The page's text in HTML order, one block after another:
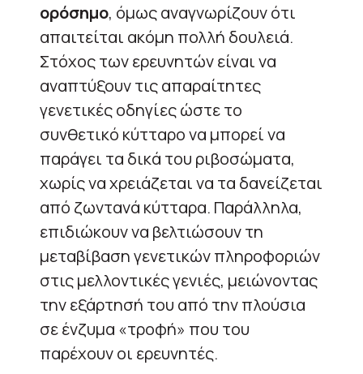
ορόσημο, όμως αναγνωρίζουν ότι
απαιτείται ακόμη πολλή δουλειά.
Στόχος των ερευνητών είναι να
αναπτύξουν τις απαραίτητες
γενετικές οδηγίες ώστε το
συνθετικό κύτταρο να μπορεί να
παράγει τα δικά του ριβοσώματα,
χωρίς να χρειάζεται να τα δανείζεται
από ζωντανά κύτταρα. Παράλληλα,
επιδιώκουν να βελτιώσουν τη
μεταβίβαση γενετικών πληροφοριών
στις μελλοντικές γενιές, μειώνοντας
την εξάρτησή του από την πλούσια
σε ένζυμα «τροφή» που του
παρέχουν οι ερευνητές.